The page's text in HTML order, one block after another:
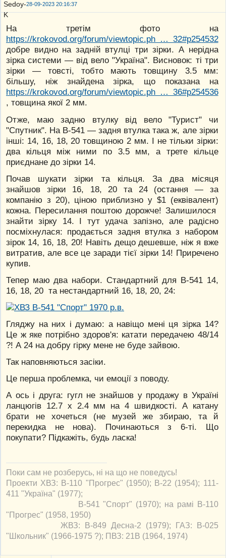
28-09-2023 20:16:37
На третім фото на
https://krokovod.org/forum/viewtopic.ph … 32#p254532
добре видно на задній втулці три зірки. А нерідна
зірка системи — від вело "Україна". Висновок: ті три
зірки — товсті, тобто мають товщину 3.5 мм:
більшу, ніж знайдена зірка, що показана на
https://krokovod.org/forum/viewtopic.ph … 36#p254536
, товщина якої 2 мм.
Отже, маю задню втулку від вело "Турист" чи
"Спутник". На В-541 — задня втулка така ж, але зірки
інші: 14, 16, 18, 20 товщиною 2 мм. І не тільки зірки:
два кільця між ними по 3.5 мм, а трете кільце
приєднане до зірки 14.
Почав шукати зірки та кільця. За два місяця
знайшов зірки 16, 18, 20 та 24 (остання — за
компанію з 20), ціною приблизно у $1 (еквівалент)
кожна. Пересилання поштою дорожче! Залишилося
знайти зірку 14. І тут удача запізно, але радісно
посміхнулася: продається задня втулка з набором
зірок 14, 16, 18, 20! Навіть дещо дешевше, ніж я вже
витратив, але все це заради тієї зірки 14! Приречено
купив.
Тепер маю два набори. Стандартний для В-541 14,
16, 18, 20 та нестандартний 16, 18, 20, 24:
Гляджу на них і думаю: а навіщо мені ця зірка 14?
Це ж яке потрібно здоров'я: катати передачею 48/14
?! А 24 на добру гірку мене не буде зайвою.
Так наповняються засіки.
Це перша проблемка, чи емоції з поводу.
А ось і друга: гугл не знайшов у продажу в Україні
ланцюгів 12.7 х 2.4 мм на 4 швидкості. А катану
брати не хочеться (не музей же збираю, та й
перекидка не нова). Починаються з 6-ті. Що
покупати? Підкажіть, будь ласка!
Поки сам не розберусь, ні на що не поведусь!
Проекти ХВЗ: В-110 "Прогрес" (1950); В-22 (1954); 111-
411 "Україна" (1977);
В-541 "Спорт" (1970); на рамі В-110
"Прогрес" (1958, 1950)
ЖВЗ: В-849 Десна-2 (1979); ГАЗ: В-025
"Школьник" (1966-1975 ?); ПВЗ: 21В (1964, 1974)